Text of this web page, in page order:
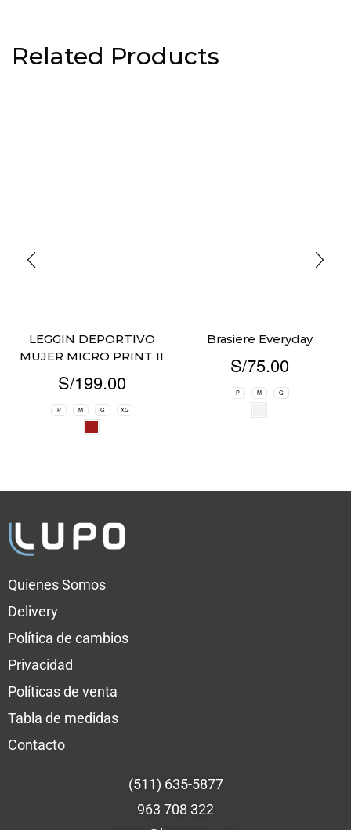
Related Products
LEGGIN DEPORTIVO
MUJER MICRO PRINT II
S/199.00
P M G XG
Brasiere Everyday
S/75.00
P M G
Quienes Somos
Delivery
Política de cambios
Privacidad
Políticas de venta
Tabla de medidas
Contacto
(511) 635-5877
963 708 322